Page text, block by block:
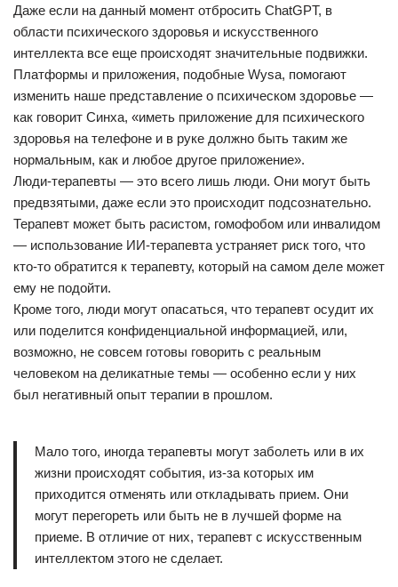
Даже если на данный момент отбросить ChatGPT, в
области психического здоровья и искусственного
интеллекта все еще происходят значительные подвижки.
Платформы и приложения, подобные Wysa, помогают
изменить наше представление о психическом здоровье —
как говорит Синха, «иметь приложение для психического
здоровья на телефоне и в руке должно быть таким же
нормальным, как и любое другое приложение».
Люди-терапевты — это всего лишь люди. Они могут быть
предвзятыми, даже если это происходит подсознательно.
Терапевт может быть расистом, гомофобом или инвалидом
— использование ИИ-терапевта устраняет риск того, что
кто-то обратится к терапевту, который на самом деле может
ему не подойти.
Кроме того, люди могут опасаться, что терапевт осудит их
или поделится конфиденциальной информацией, или,
возможно, не совсем готовы говорить с реальным
человеком на деликатные темы — особенно если у них
был негативный опыт терапии в прошлом.
Мало того, иногда терапевты могут заболеть или в их
жизни происходят события, из-за которых им
приходится отменять или откладывать прием. Они
могут перегореть или быть не в лучшей форме на
приеме. В отличие от них, терапевт с искусственным
интеллектом этого не сделает.